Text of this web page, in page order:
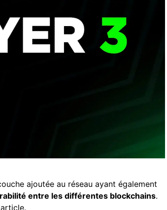
ajoutée au réseau ayant également
entre les différentes blockchains.